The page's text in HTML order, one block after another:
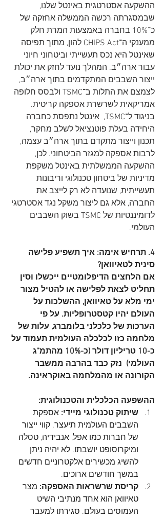
ההשקעה אסטרטגית באינטל שלנו,
שבמסגרתה רכשה הממשלה אחזקה של
כ־10% בחברה באמצעות המרת חלק
ממענקי ה־CHIPS Act להון, מתוך תפיסה
שאינטל היא נכס תעשייתי וביטחוני חיוני
עבור ארה״ב. המהלך נועד לחזק את יכולת
ייצור השבבים המתקדמים בתוך ארה״ב,
לצמצם את התלות ב־TSMC ולבסס חלופה
אמריקאית לשרשרת אספקה קריטית.
בניגוד ל־TSMC,  אינטל נתפסת כחברה
היחידה בעלת פוטנציאל לשלב מחקר,
תכנון וייצור מתקדם בתוך ארה״ב עצמה,
לרבות אספקה למגזר הביטחוני. לכן,
ההשקעה הממשלתית באינטל משקפת
מדיניות של ביטחון טכנולוגי וריבונות
תעשייתית, שנועדה לא רק לייצב את
החברה, אלא גם ליצור משקל נגד אסטרטגי
לדומיננטיות של TSMC בשוק השבבים
העולמי.
4. תרחיש אימה: איך תשפיע פלישה
סינית לטאיוואן?
אם הלחצים הדיפלומטיים ייכשלו וסין
תחליט לצאת לפלישה או להטיל מצור
ימי מלא על טאיוואן, ההשלכות על
העולם יהיו קטסטרופליות. על פי
הערכות של כלכלני בלומברג, עלות של
מלחמה כזו לכלכלה העולמית תעמוד על
כ-10 טריליון דולר (כ-10% מהתמ"ג
העולמי)  נזק כבד בהרבה ממשבר
הקורונה או מהמלחמה באוקראינה.
ההשפעה הכלכלית והטכנולוגית:
שיתוק טכנולוגי מיידי: אספקת
השבבים העולמית תיעצר. קווי ייצור
של חברות כמו אפל, אנבידיה, טסלה
ומיקרוסופט יושבתו. לא יהיה ניתן
להשיג מכשירים אלקטרוניים חדשים
במשך חודשים ארוכים.
קריסת שרשראות האספקה: מצר
טאיוואן הוא אחד מנתיבי השיט
העמוסים בעולם. סגירתו למעבר